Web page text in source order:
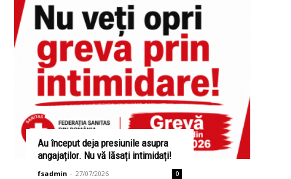
Au început deja presiunile asupra
angajaților. Nu vă lăsați intimidați!
fsadmin - 27/07/2026 0